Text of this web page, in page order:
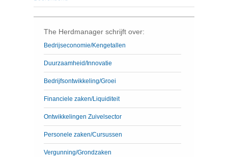
The Herdmanager schrijft over:
Bedrijseconomie/Kengetallen
Duurzaamheid/Innovatie
Bedrijfsontwikkeling/Groei
Financiele zaken/Liquiditeit
Ontwikkelingen Zuivelsector
Personele zaken/Cursussen
Vergunning/Grondzaken